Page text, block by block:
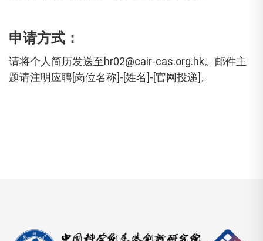
申请方式 ：
请将个人简历发送至hr02@cair-cas.org.hk。邮件主
题请注明应聘[岗位名称]-[姓名]-[官网投递]。